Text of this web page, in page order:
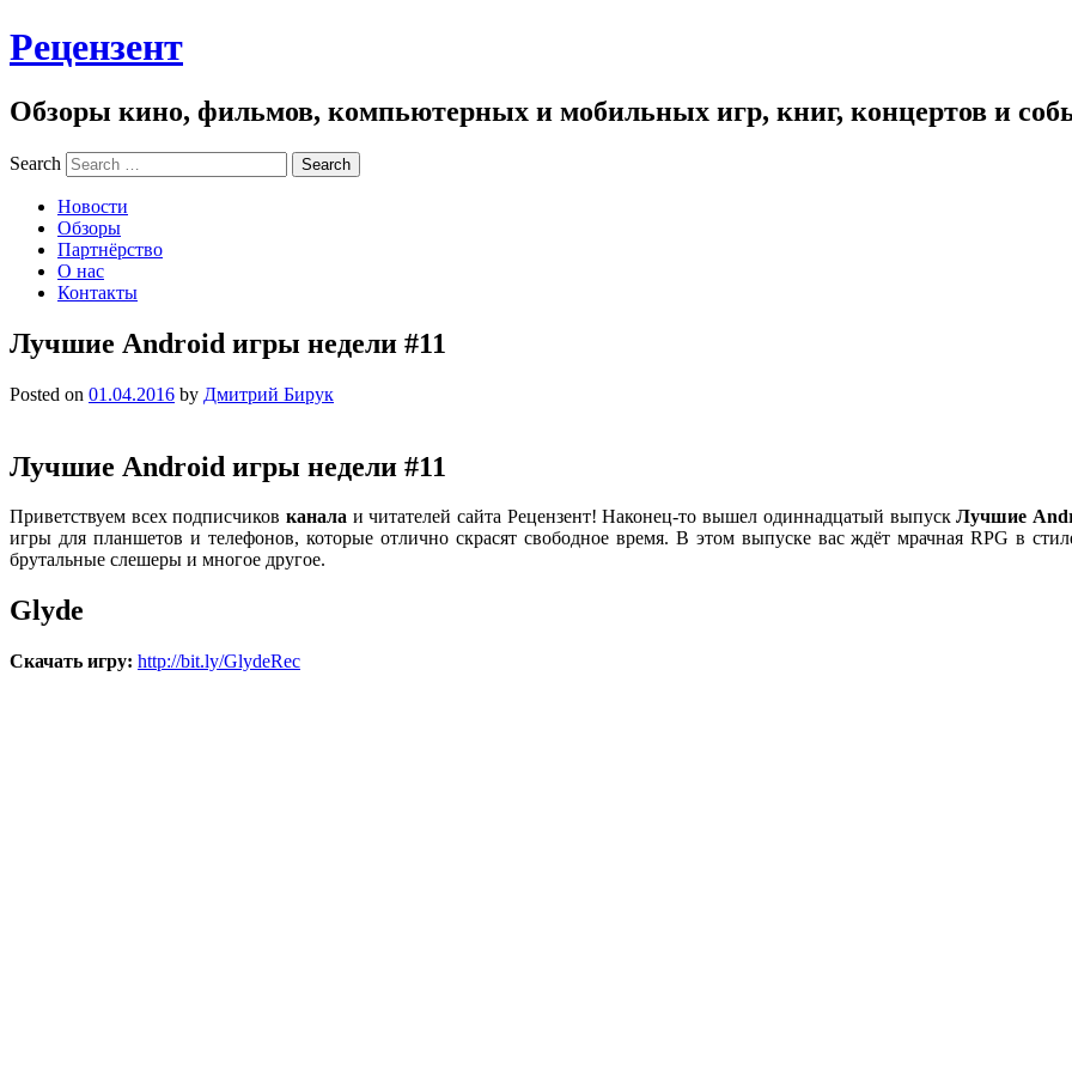
Рецензент
Обзоры кино, фильмов, компьютерных и мобильных игр, книг, концертов и
Search
Новости
Обзоры
Партнёрство
О нас
Контакты
Лучшие Android игры недели #11
Posted on 01.04.2016 by Дмитрий Бирук
Лучшие Android игры недели #11
Приветствуем всех подписчиковканала и читателей сайта Рецензент! Наконец-то вышел одиннадцатый выпускЛучшие
игры для планшетов и телефонов, которые отлично скрасят свободное время. В этом выпуске вас ждёт мрачная RPG в
брутальные слешеры и многое другое.
Glyde
Скачать игру: http://bit.ly/GlydeRec